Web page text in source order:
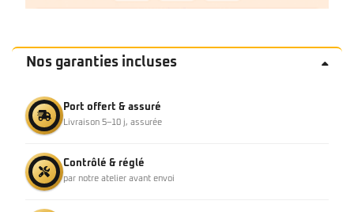
Nos garanties incluses
Port offert & assuré
Livraison 5–10 j, assurée
Contrôlé & réglé
par notre atelier avant envoi